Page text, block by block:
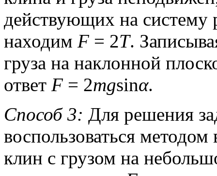
действующих на
находим F = 2T.
груза на наклонной
ответ F = 2mgsinα.
Способ 3: Для решения
воспользоваться
клин с грузом на